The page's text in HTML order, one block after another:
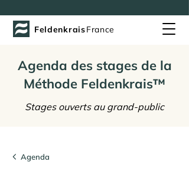
FeldenkraisFrance
Agenda des stages de la
Méthode Feldenkrais™
Stages ouverts au grand-public
Agenda